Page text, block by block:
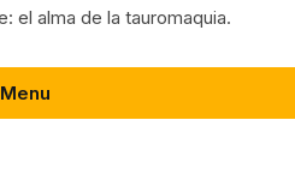
el alma de la tauromaquia.
Menu